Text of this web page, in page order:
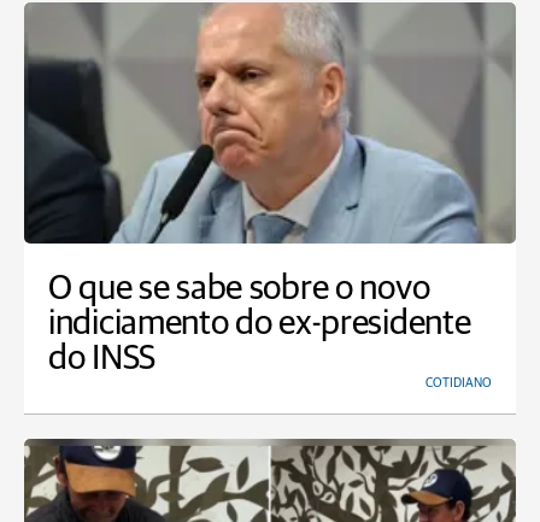
O que se sabe sobre o novo
indiciamento do ex-presidente
do INSS
COTIDIANO